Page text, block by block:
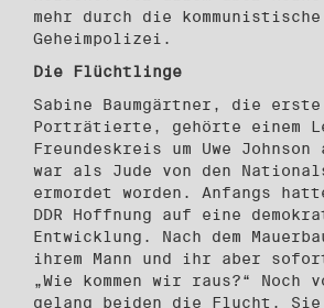
mehr durch die kommunistische
Geheimpolizei.
Die Flüchtlinge
Sabine Baumgärtner, die erste
Porträtierte, gehörte einem
Freundeskreis um Uwe
war als Jude von den
ermordet worden. Anfangs
DDR Hoffnung auf eine
Entwicklung. Nach dem
ihrem Mann und ihr aber
„Wie kommen wir raus?“ Noch
gelang beiden die Flucht. Sie